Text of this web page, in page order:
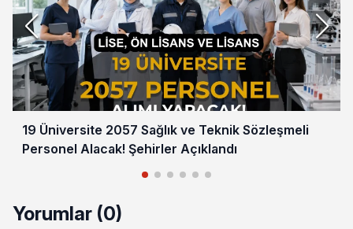
19 Üniversite 2057 Sağlık ve Teknik Sözleşmeli
Personel Alacak! Şehirler Açıklandı
Yorumlar (0)